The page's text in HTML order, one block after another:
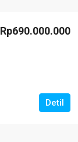
Rp690.000.000
Detil